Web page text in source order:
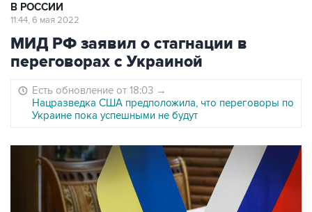
В РОССИИ
11:44, 6 мая 2022
МИД РФ заявил о стагнации в
переговорах с Украиной
Есть обновление от 18:03 →
Нацразведка США предположила, что переговоры по
Украине пока успешными не будут